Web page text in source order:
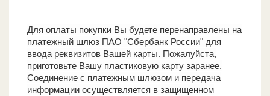
Для оплаты покупки Вы будете перенаправлены на
платежный шлюз ПАО "Сбербанк России" для
ввода реквизитов Вашей карты. Пожалуйста,
приготовьте Вашу пластиковую карту заранее.
Соединение с платежным шлюзом и передача
информации осуществляется в защищенном